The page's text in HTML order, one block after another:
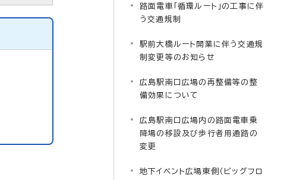
路面電車「循環ルート」の工事に伴
う交通規制
駅前大橋ルート開業に伴う交通規
制変更等のお知らせ
広島駅南口広場の再整備等の整
備効果について
広島駅南口広場内の路面電車乗
降場の移設及び歩行者用通路の
変更
地下イベント広場東側（ビッグフロ